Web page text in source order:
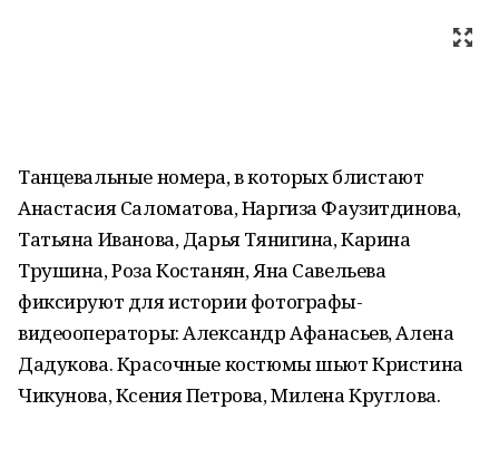
Танцевальные номера, в которых блистают
Анастасия Саломатова, Наргиза Фаузитдинова,
Татьяна Иванова, Дарья Тянигина, Карина
Трушина, Роза Костанян, Яна Савельева
фиксируют для истории фотографы-
видеооператоры: Александр Афанасьев, Алена
Дадукова. Красочные костюмы шьют Кристина
Чикунова, Ксения Петрова, Милена Круглова.